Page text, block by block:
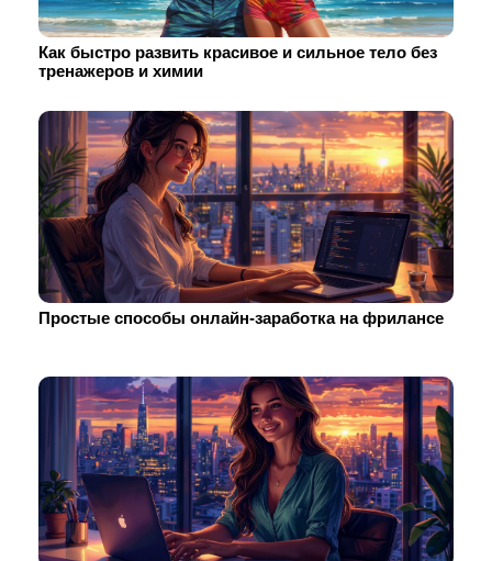
Как быстро развить красивое и сильное тело без
тренажеров и химии
Простые способы онлайн-заработка на фрилансе